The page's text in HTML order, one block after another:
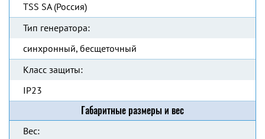
TSS SA (Россия)
Тип генератора:
синхронный, бесщеточный
Класс защиты:
IP23
Габаритные размеры и вес
Вес: